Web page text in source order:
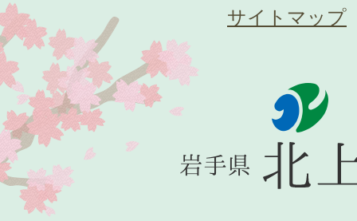
サイトマップ